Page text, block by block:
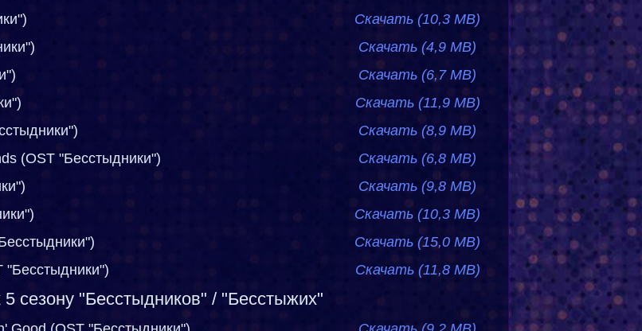
Скачать (10,3 MB)
Скачать (4,9 MB)
Скачать (6,7 MB)
Скачать (11,9 MB)
Скачать (8,9 MB)
(OST "Бесстыдники")
Скачать (6,8 MB)
Скачать (9,8 MB)
Скачать (10,3 MB)
Скачать (15,0 MB)
"Бесстыдники")
Скачать (11,8 MB)
5 сезону "Бесстыдников" / "Бесстыжих"